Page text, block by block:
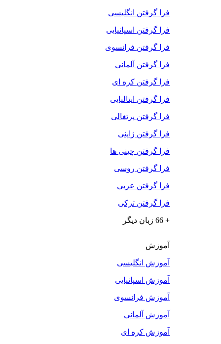
فرا گرفتن انگلیسی
فرا گرفتن اسپانیایی
فرا گرفتن فرانسوی
فرا گرفتن آلمانی
فرا گرفتن کره ای
فرا گرفتن ایتالیایی
فرا گرفتن پرتغالی
فرا گرفتن ژاپنی
فرا گرفتن چینی ها
فرا گرفتن روسی
فرا گرفتن عربی
فرا گرفتن ترکی
+ 66 زبان دیگر
آموزش
آموزش انگلیسی
آموزش اسپانیایی
آموزش فرانسوی
آموزش آلمانی
آموزش کره ای